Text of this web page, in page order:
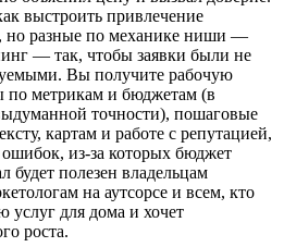
выстроить привлечение
но разные по механике ниши —
— так, чтобы заявки были не
Вы получите рабочую
по метрикам и бюджетам (в
точности), пошаговые
картам и работе с репутацией,
из-за которых бюджет
будет полезен владельцам
на аутсорсе и всем, кто
услуг для дома и хочет
роста.